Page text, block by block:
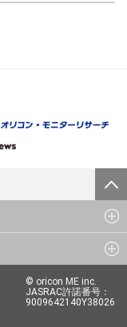
© oricon ME inc.
JASRAC許諾番号：
9009642140Y38026